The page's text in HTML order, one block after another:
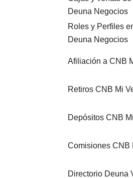
Deuna Negocios
Roles y Perfiles
Deuna Negocios
Afiliación a CNB
Retiros CNB Mi
Depósitos CNB
Comisiones CNB
Directorio Deuna